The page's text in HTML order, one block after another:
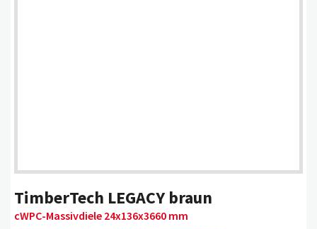
TimberTech LEGACY braun
cWPC-Massivdiele 24x136x3660 mm